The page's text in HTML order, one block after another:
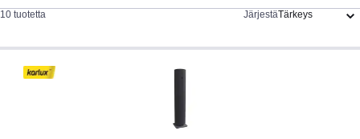
10 tuotetta Järjestä